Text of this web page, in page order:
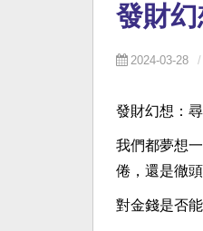
發財
2024-03-28
發財幻想：
我們都夢想
倦，還是徹
對金錢是否